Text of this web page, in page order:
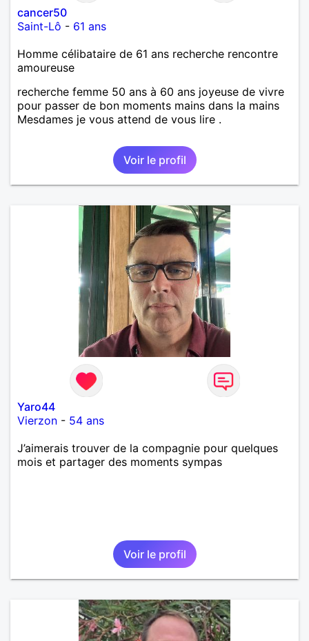
cancer50
Saint-Lô - 61 ans
Homme célibataire de 61 ans recherche rencontre
amoureuse
recherche femme 50 ans à 60 ans joyeuse de vivre
pour passer de bon moments mains dans la mains
Mesdames je vous attend de vous lire .
Voir le profil
Yaro44
Vierzon - 54 ans
J’aimerais trouver de la compagnie pour quelques
mois et partager des moments sympas
Voir le profil